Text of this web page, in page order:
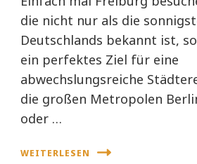
die nicht nur als die
Deutschlands bekannt ist,
ein perfektes Ziel für eine
abwechslungsreiche
die großen Metropolen
oder …
WEITERLESEN